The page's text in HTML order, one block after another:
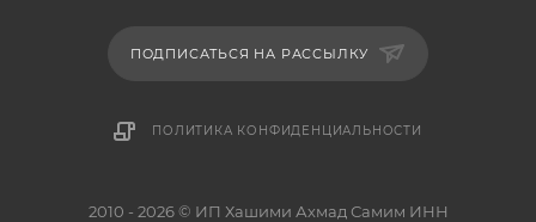
ПОДПИСАТЬСЯ НА РАССЫЛКУ
ПОЛИТИКА КОНФИДЕНЦИАЛЬНОСТИ
2010 - 2026 © ИП Хашими Ахмад Самим ИНН